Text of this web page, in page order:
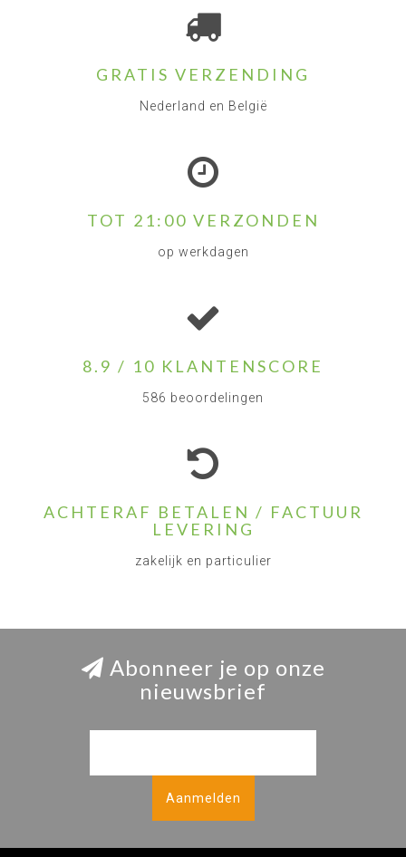
GRATIS VERZENDING
Nederland en België
TOT 21:00 VERZONDEN
op werkdagen
8.9 / 10 KLANTENSCORE
586 beoordelingen
ACHTERAF BETALEN / FACTUUR
LEVERING
zakelijk en particulier
Abonneer je op onze
nieuwsbrief
Aanmelden